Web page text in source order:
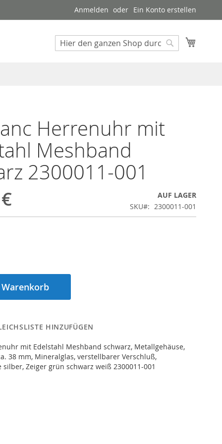
Anmelden Ein Konto erstellen
Suche
Herrenuhr mit
Meshband
2300011-001
AUF LAGER
SKU
2300011-001
HINZUFÜGEN
mit Edelstahl Meshband schwarz, Metallgehäuse,
38 mm, Mineralglas, verstellbarer Verschluß,
Zeiger grün schwarz weiß 2300011-001